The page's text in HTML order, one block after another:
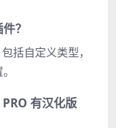
？
括自定义类型，
有汉化版